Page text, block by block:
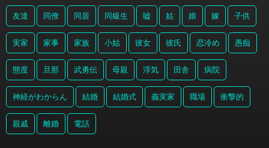
友達 同僚 同居 同級生 嘘 姑 娘 嫁 子供
実家 家事 家族 小姑 彼女 彼氏 恋冷め 愚痴
態度 旦那 武勇伝 母親 浮気 田舎 病院
神経がわからん 結婚 結婚式 義実家 職場 衝撃的
親戚 離婚 電話